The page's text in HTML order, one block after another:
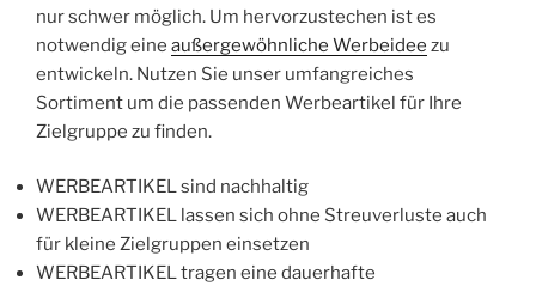
nur schwer möglich. Um hervorzustechen ist es
notwendig eine außergewöhnliche Werbeidee zu
entwickeln. Nutzen Sie unser umfangreiches
Sortiment um die passenden Werbeartikel für Ihre
Zielgruppe zu finden.
WERBEARTIKEL sind nachhaltig
WERBEARTIKEL lassen sich ohne Streuverluste auch
für kleine Zielgruppen einsetzen
WERBEARTIKEL tragen eine dauerhafte